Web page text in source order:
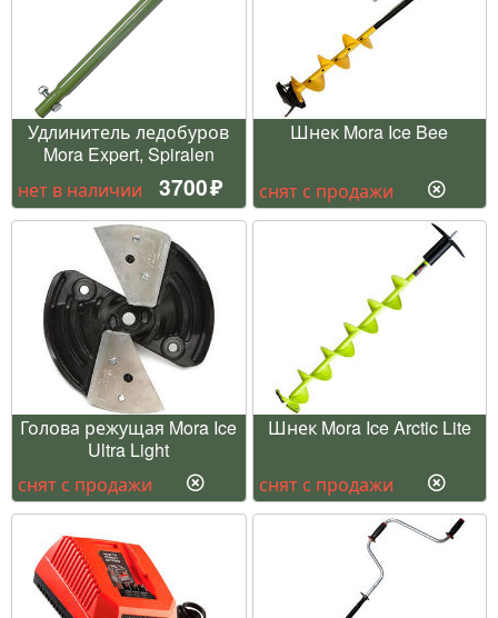
Удлинитель ледобуров
Mora Expert, Spiralen
нет в наличии
3700
Шнек Mora Ice Bee
снят с продажи
Голова режущая Mora Ice
Ultra Light
снят с продажи
Шнек Mora Ice Arctic Lite
снят с продажи